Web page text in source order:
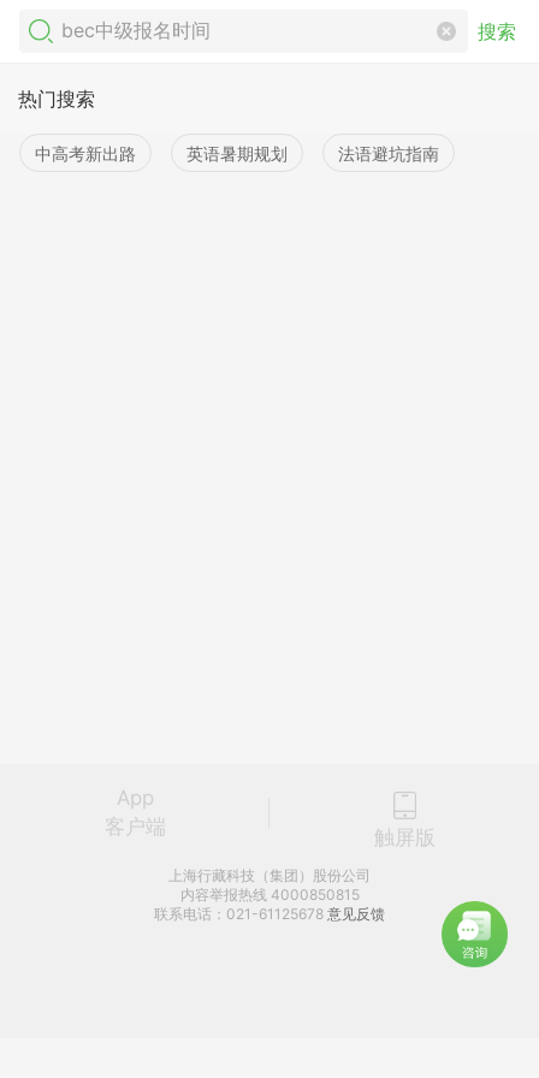
搜索
热门搜索
中高考新出路 英语暑期规划 法语避坑指南
App
客户端
触屏版
上海行藏科技（集团）股份公司
内容举报热线 4000850815
联系电话：021-61125678 意见反馈